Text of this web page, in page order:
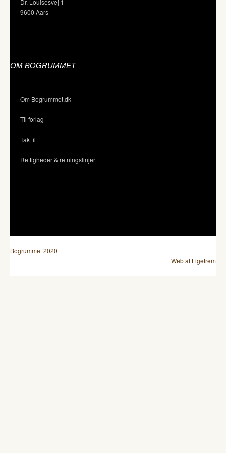
Dr. Louisesvej 1
9600 Aars
OM BOGRUMMET
Om Bogrummet.dk
Til forlag
Tak til
Rettigheder & retningslinjer
Bogrummet 2020
Web af Ligefrem